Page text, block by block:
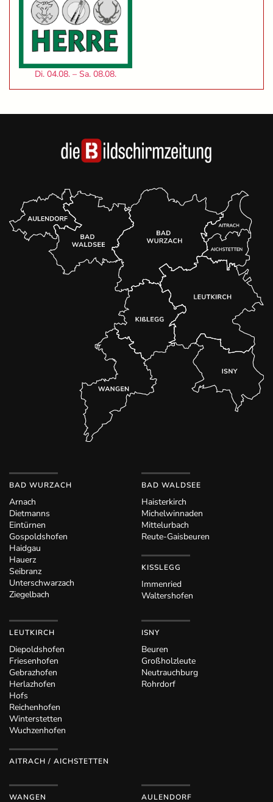
Di. 04.08. – Sa. 08.08.
BAD WURZACH
Arnach
Dietmanns
Eintürnen
Gospoldshofen
Haidgau
Hauerz
Seibranz
Unterschwarzach
Ziegelbach
BAD WALDSEE
Haisterkirch
Michelwinnaden
Mittelurbach
Reute-Gaisbeuren
KISSLEGG
Immenried
Waltershofen
LEUTKIRCH
Diepoldshofen
Friesenhofen
Gebrazhofen
Herlazhofen
Hofs
Reichenhofen
Winterstetten
Wuchzenhofen
AITRACH / AICHSTETTEN
ISNY
Beuren
Großholzleute
Neutrauchburg
Rohrdorf
WANGEN AULENDORF